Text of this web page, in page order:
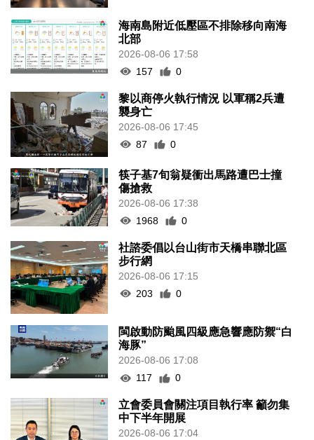
海南島附近低壓區不排除移向南海
北部
2026-08-06 17:58
157
0
黎以商停火執行情況 以軍稱2兵遭
襲身亡
2026-08-06 17:45
87
0
筷子基7旬翁疑衝出馬路遭巴士撞
傷搶救
2026-08-06 17:38
1968
0
社諮委倡以台山街市天橋串聯北區
步行網
2026-08-06 17:15
203
0
閩啟動防颱風四級應急響應防禦“白
海豚”
2026-08-06 17:08
117
0
立會委員會關注項目執行率 籲勿集
中下半年開展
2026-08-06 17:04